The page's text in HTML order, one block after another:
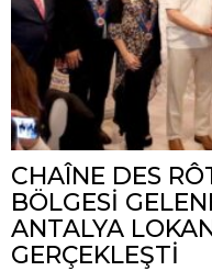
CHAÎNE DES
BÖLGESİ
ANTALYA
GERÇEKLEŞTİ